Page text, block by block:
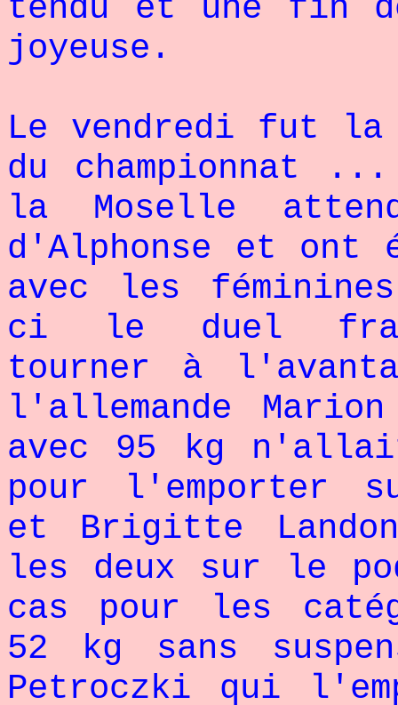
tendu et une fin
joyeuse.
Le vendredi fut la
du championnat
la Moselle
d'Alphonse et ont
avec les
ci le duel
tourner à
l'allemande
avec 95 kg
pour l'emporter
et Brigitte
les deux sur le
cas pour les
52 kg sans
Petroczki qui